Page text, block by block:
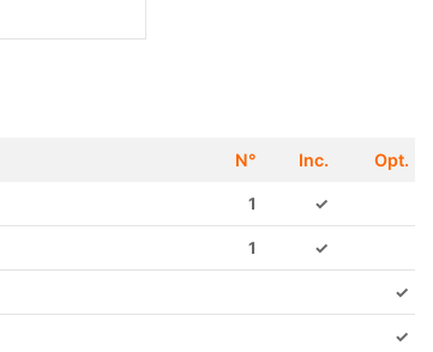
N° Inc. Opt.
1 ✓
1 ✓
✓
✓